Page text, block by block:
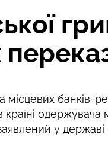
банків-
країні
у